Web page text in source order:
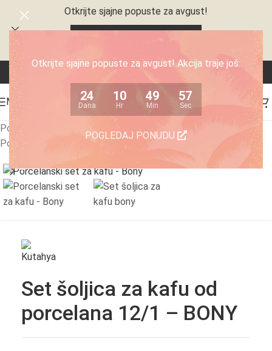
Otkrijte sjajne popuste za avgust! Akcija traje još:
24
Dana
10
Hr
49
Min
57
Sec
POGLEDAJ PONUDU
Otkrijte sjajne popuste za avgust!
MENI
Početna Porcelanski servisi
Porcelanski servisi za kafu
Click to enlarge
Set šoljica za kafu od
porcelana 12/1 – BONY